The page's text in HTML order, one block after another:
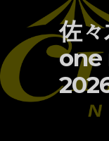
佐
one